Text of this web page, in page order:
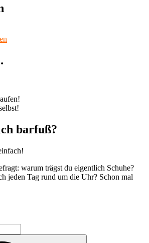
barfuß?
warum trägst du eigentlich Schuhe?
jeden Tag rund um die Uhr? Schon mal